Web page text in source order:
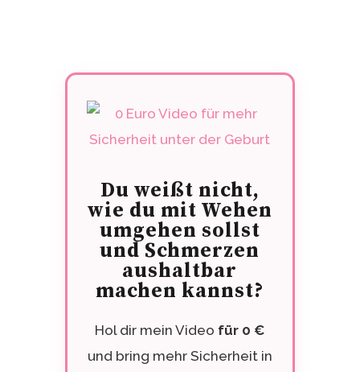
Du weißt nicht,
wie du mit Wehen
umgehen sollst
und Schmerzen
aushaltbar
machen kannst?
Hol dir mein Video für 0 €
und bring mehr Sicherheit in